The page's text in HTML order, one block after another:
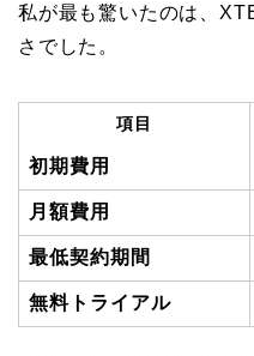
私が最も驚いたのは、
さでした。
項目
初期費用
月額費用
最低契約期間
無料トライアル